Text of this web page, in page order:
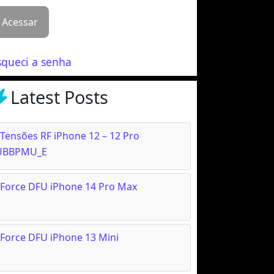
a senha
Latest Posts
Tensões RF iPhone 12 – 12 Pro
Force DFU iPhone 14 Pro Max
Force DFU iPhone 13 Mini